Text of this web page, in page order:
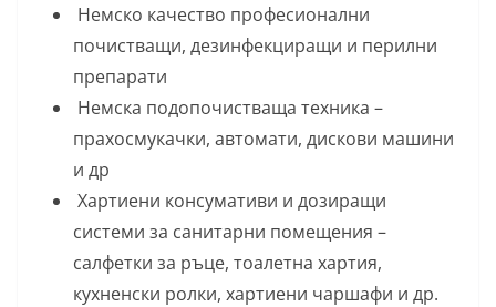
Немско качество професионални
почистващи, дезинфекциращи и перилни
препарати
Немска подопочистваща техника –
прахосмукачки, автомати, дискови машини
и др
Хартиени консумативи и дозиращи
системи за санитарни помещения –
салфетки за ръце, тоалетна хартия,
кухненски ролки, хартиени чаршафи и др.